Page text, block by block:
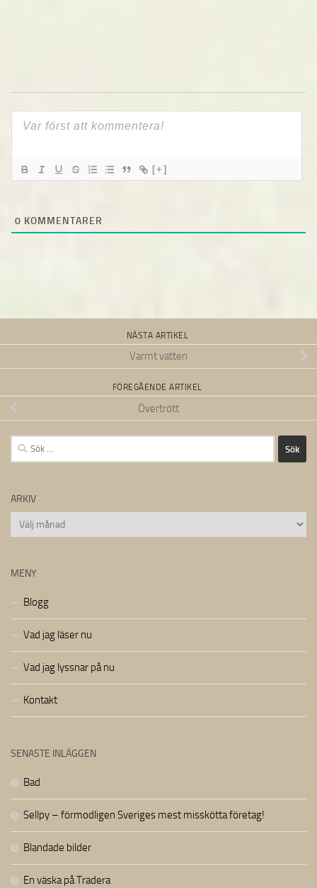
[+]
0 KOMMENTARER
NÄSTA ARTIKEL
Varmt vatten
FÖREGÅENDE ARTIKEL
Övertrött
Sök
efter:
ARKIV
Arkiv
MENY
Blogg
Vad jag läser nu
Vad jag lyssnar på nu
Kontakt
SENASTE INLÄGGEN
Bad
Sellpy – förmodligen Sveriges mest misskötta företag!
Blandade bilder
En väska på Tradera